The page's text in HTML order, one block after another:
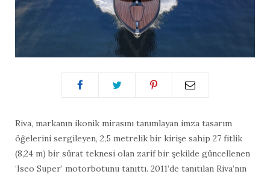
Riva, markanın ikonik mirasını tanımlayan imza tasarım
öğelerini sergileyen, 2,5 metrelik bir kirişe sahip 27 fitlik
(8,24 m) bir sürat teknesi olan zarif bir şekilde güncellenen
‘Iseo Super’ motorbotunu tanıttı. 2011’de tanıtılan Riva’nın